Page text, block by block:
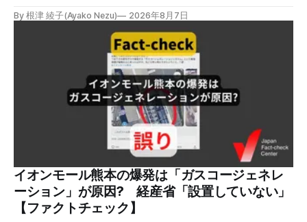
LPガスに着火した可能性に言及していますが、現時点で未解
明です。イオンは8月5日、外部専門家らによる事故調査委員
会を設置すると発表しました。 検証対象 拡散した言説 2026
年8月2日、イオンモール熊本の爆発がテロによるものだと主
張する投稿がＸで拡散した。 検証する理由 8月5日現在、投
稿は600回以上リポストされ、表示は19万件を超える。 同様
の情報の拡散量を調べるため、「熊本」「イオンモール」
「爆発」「テロ」など複数のキーワードを組み合わせてソー
シャル分析ツールMeltwaterで調べると、総投稿数は8月5日
までに約9900件あった(例1,2,3)。拡散のほとんどはXだ。 こ
れらの投稿は根拠を示していないが、「ガス爆発には見えな
いね」「これは 熊本を略奪する為のテロですよ」など、投
稿を真に受けたり、同調する反応が多い。「デマまたは不確
定な情報を流すな」や「陰謀論だよ」などの指摘
By 根津 綾子(Ayako Nezu) 2026年8月7日
イオンモール熊本の爆発は「ガスコージェネレ
ーション」が原因? 経産省「設置していない」
【ファクトチェック】